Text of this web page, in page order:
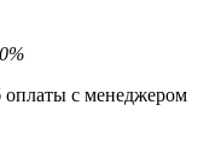
оплаты с менеджером